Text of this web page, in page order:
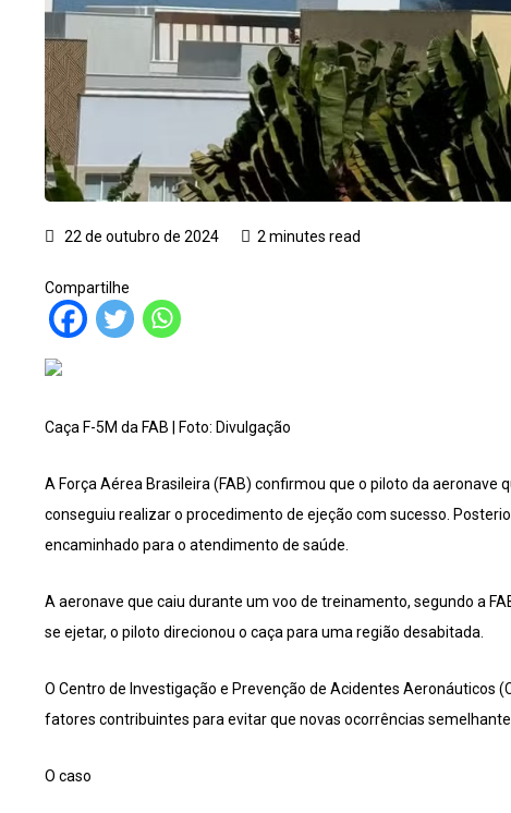
22 de outubro de 2024 2 minutes read
Compartilhe
Caça F-5M da FAB | Foto: Divulgação
A Força Aérea Brasileira (FAB) confirmou que o piloto da
conseguiu realizar o procedimento de ejeção com sucesso.
encaminhado para o atendimento de saúde.
A aeronave que caiu durante um voo de treinamento, segundo a
se ejetar, o piloto direcionou o caça para uma região desabitada.
O Centro de Investigação e Prevenção de Acidentes Aeronáuticos
fatores contribuintes para evitar que novas ocorrências
O caso